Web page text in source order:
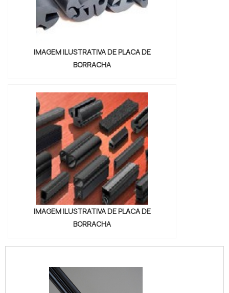
IMAGEM ILUSTRATIVA DE PLACA DE
BORRACHA
IMAGEM ILUSTRATIVA DE PLACA DE
BORRACHA